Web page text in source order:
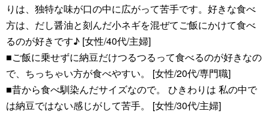
りは、独特な味が口の中に広がって苦手です。好きな食べ
方は、だし醤油と刻んだ小ネギを混ぜてご飯にかけて食べ
るのが好きです♪ [女性/40代/主婦]
■ご飯に乗せずに納豆だけつるつるって食べるのが好きなの
で、ちっちゃい方が食べやすい。 [女性/20代/専門職]
■昔から食べ馴染んだサイズなので。 ひきわりは 私の中で
は納豆ではない感じがして苦手。 [女性/30代/主婦]